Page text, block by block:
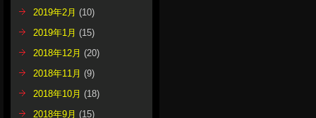
2019年2月 (10)
2019年1月 (15)
2018年12月 (20)
2018年11月 (9)
2018年10月 (18)
2018年9月 (15)